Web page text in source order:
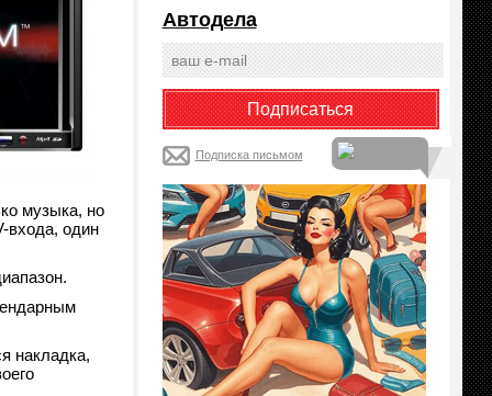
музыка, но
входа, один
накладка,
Автодела
Подписка письмом